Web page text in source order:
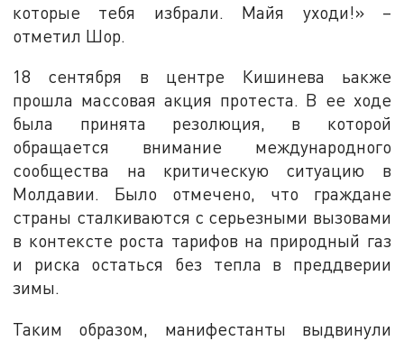
которые тебя избрали. Майя уходи!» –
отметил Шор.
18 сентября в центре Кишинева ьакже
прошла массовая акция протеста. В ее ходе
была принята резолюция, в которой
обращается внимание международного
сообщества на критическую ситуацию в
Молдавии. Было отмечено, что граждане
страны сталкиваются с серьезными вызовами
в контексте роста тарифов на природный газ
и риска остаться без тепла в преддверии
зимы.
Таким образом, манифестанты выдвинули